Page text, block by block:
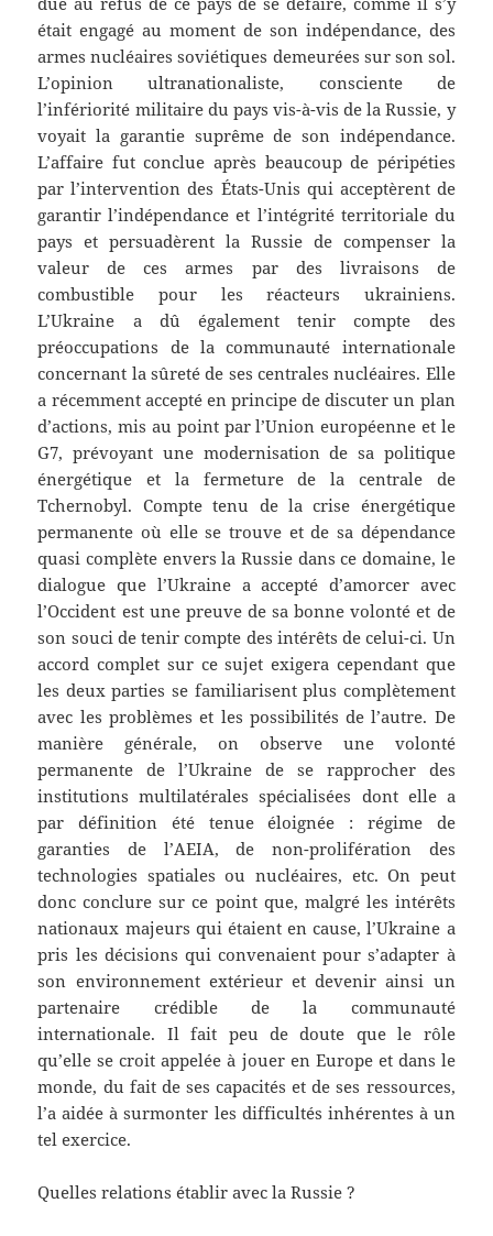
était engagé au moment de son indépendance, des
armes nucléaires soviétiques demeurées sur son sol.
L’opinion ultranationaliste, consciente de
l’infériorité militaire du pays vis-à-vis de la Russie, y
voyait la garantie suprême de son indépendance.
L’affaire fut conclue après beaucoup de péripéties
par l’intervention des États-Unis qui acceptèrent de
garantir l’indépendance et l’intégrité territoriale du
pays et persuadèrent la Russie de compenser la
valeur de ces armes par des livraisons de
combustible pour les réacteurs ukrainiens.
L’Ukraine a dû également tenir compte des
préoccupations de la communauté internationale
concernant la sûreté de ses centrales nucléaires. Elle
a récemment accepté en principe de discuter un plan
d’actions, mis au point par l’Union européenne et le
G7, prévoyant une modernisation de sa politique
énergétique et la fermeture de la centrale de
Tchernobyl. Compte tenu de la crise énergétique
permanente où elle se trouve et de sa dépendance
quasi complète envers la Russie dans ce domaine, le
dialogue que l’Ukraine a accepté d’amorcer avec
l’Occident est une preuve de sa bonne volonté et de
son souci de tenir compte des intérêts de celui-ci. Un
accord complet sur ce sujet exigera cependant que
les deux parties se familiarisent plus complètement
avec les problèmes et les possibilités de l’autre. De
manière générale, on observe une volonté
permanente de l’Ukraine de se rapprocher des
institutions multilatérales spécialisées dont elle a
par définition été tenue éloignée : régime de
garanties de l’AEIA, de non-prolifération des
technologies spatiales ou nucléaires, etc. On peut
donc conclure sur ce point que, malgré les intérêts
nationaux majeurs qui étaient en cause, l’Ukraine a
pris les décisions qui convenaient pour s’adapter à
son environnement extérieur et devenir ainsi un
partenaire crédible de la communauté
internationale. Il fait peu de doute que le rôle
qu’elle se croit appelée à jouer en Europe et dans le
monde, du fait de ses capacités et de ses ressources,
l’a aidée à surmonter les difficultés inhérentes à un
tel exercice.
Quelles relations établir avec la Russie ?